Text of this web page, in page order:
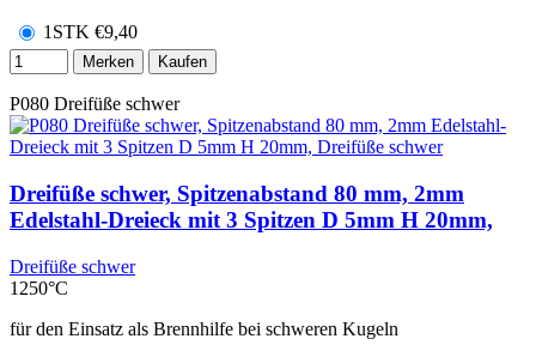
1STK €9,40
Merken Kaufen
P080 Dreifüße schwer
Dreifüße schwer, Spitzenabstand 80 mm, 2mm
Edelstahl-Dreieck mit 3 Spitzen D 5mm H 20mm,
Dreifüße schwer
1250°C
für den Einsatz als Brennhilfe bei schweren Kugeln